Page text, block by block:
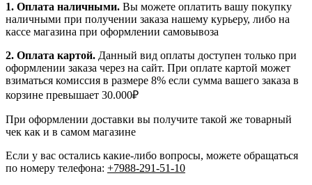
1. Оплата наличными. Вы можете оплатить вашу покупку
наличными при получении заказа нашему курьеру, либо на
кассе магазина при оформлении самовывоза
2. Оплата картой. Данный вид оплаты доступен только при
оформлении заказа через на сайт. При оплате картой может
взиматься комиссия в размере 8% если сумма вашего заказа в
корзине превышает 30.000₽
При оформлении доставки вы получите такой же товарный
чек как и в самом магазине
Если у вас остались какие-либо вопросы, можете обращаться
по номеру телефона: +7988-291-51-10